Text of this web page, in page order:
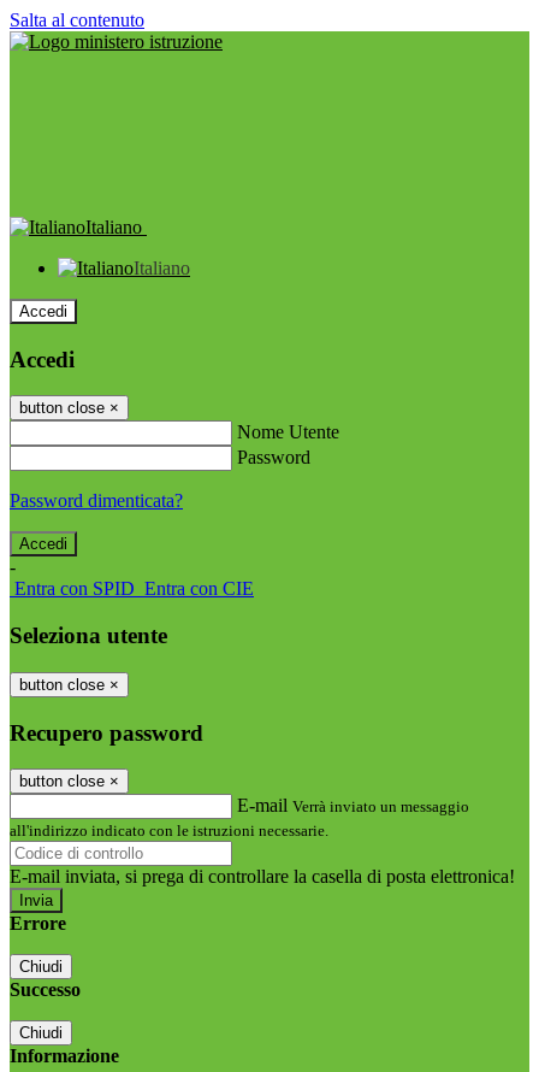
Salta al contenuto
Italiano
Italiano
Accedi
Accedi
button close ×
Nome Utente
Password
Password dimenticata?
-
Entra con SPID Entra con CIE
Seleziona utente
button close ×
Recupero password
button close ×
E-mail Verrà inviato un messaggio
all'indirizzo indicato con le istruzioni necessarie.
E-mail inviata, si prega di controllare la casella di posta elettronica!
Errore
Chiudi
Successo
Chiudi
Informazione